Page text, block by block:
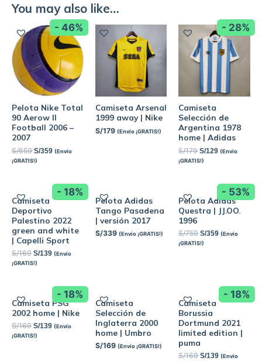
You may also like…
- 46%
Pelota Nike Total
90 Aerow II
Football 2006 –
2007
S/659 S/359 (Envío
¡GRATIS!)
Camiseta Arsenal
1999 away | Nike
S/179 (Envío ¡GRATIS!)
- 28%
Camiseta
Selección de
Argentina 1978
home | Adidas
S/179 S/129 (Envío
¡GRATIS!)
- 18%
Camiseta
Deportivo
Palestino 2022
green and white
| Capelli Sport
S/169 S/139 (Envío
¡GRATIS!)
Pelota Adidas
Tango Pasadena
| versión 2017
S/339 (Envío ¡GRATIS!)
- 53%
Pelota Adidas
Questra | JJ.OO.
1996
S/759 S/359 (Envío
¡GRATIS!)
- 18%
Camiseta PSG
2002 home | Nike
S/169 S/139 (Envío
¡GRATIS!)
Camiseta
Selección de
Inglaterra 2000
home | Umbro
S/169 (Envío ¡GRATIS!)
- 18%
Camiseta
Borussia
Dortmund 2021
limited edition |
puma
S/169 S/139 (Envío